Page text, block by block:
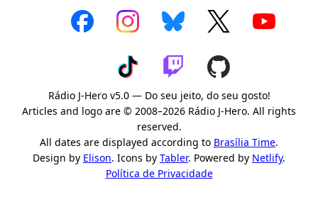
Rádio J-Hero v5.0 — Do seu jeito, do seu gosto!
Articles and logo are © 2008–2026 Rádio J-Hero. All rights
reserved.
All dates are displayed according to Brasília Time.
Design by Elison. Icons by Tabler. Powered by Netlify.
Política de Privacidade